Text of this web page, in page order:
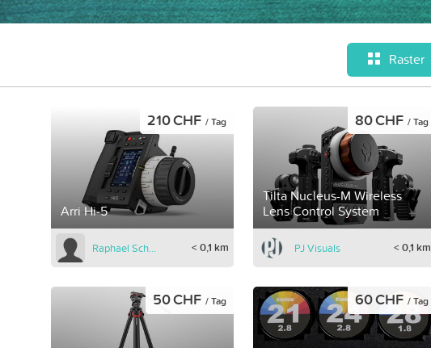
Raster
Arri Hi-5
210 CHF / Tag
Raphael Schulze-Schilddorf < 0,1 km
Tilta Nucleus-M Wireless
Lens Control System
80 CHF / Tag
PJ Visuals < 0,1 km
50 CHF / Tag 60 CHF / Tag